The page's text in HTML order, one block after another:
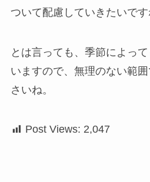
ついて配慮していきたいです
とは言っても、季節によっ
いますので、無理のない範
さいね。
Post Views: 2,047